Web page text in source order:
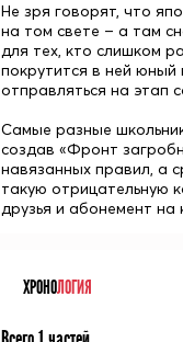
Не зря говорят, что
на том свете – а там
для тех, кто слишком
покрутится в ней юный
отправляться на этап
Самые разные
создав «Фронт
навязанных правил, а
такую отрицательную
друзья и абонемент
ХРОНОЛОГИЯ